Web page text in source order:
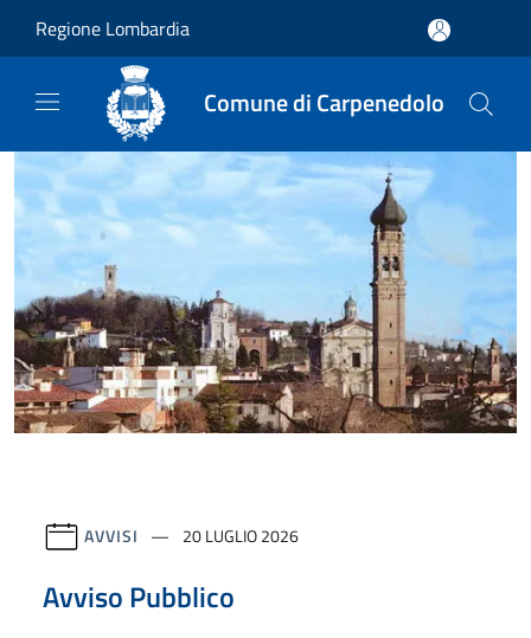
Regione Lombardia
Comune di Carpenedolo
AVVISI 20 LUGLIO 2026
Avviso Pubblico